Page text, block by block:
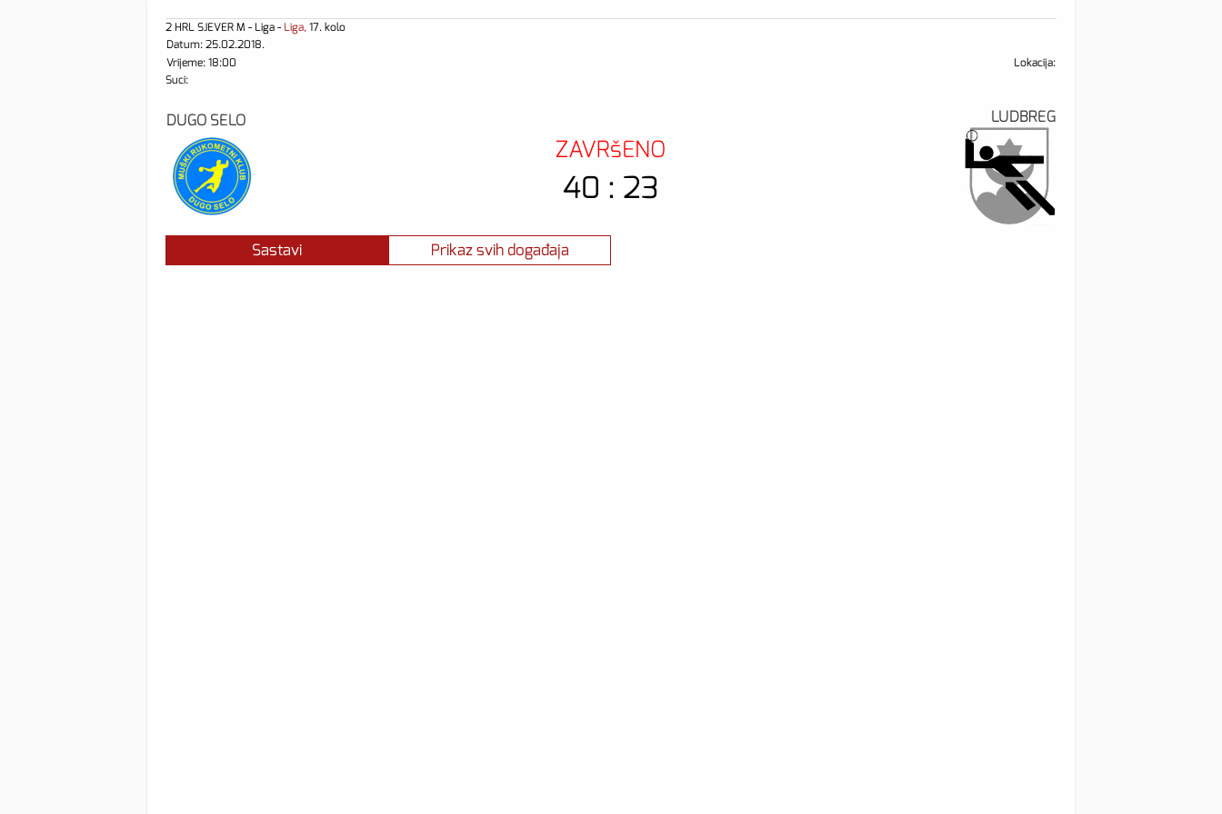
2 HRL SJEVER M - Liga - Liga,17. kolo
Datum: 25.02.2018.
Vrijeme: 18:00
Lokacija:
Suci:
DUGO SELO
ZAVRšENO
40 : 23
LUDBREG
Sastavi Prikaz svih događaja